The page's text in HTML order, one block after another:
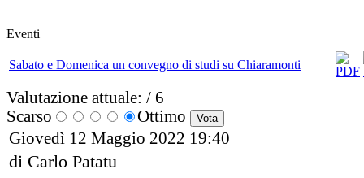
Eventi
Sabato e Domenica un convegno di studi su Chiaramonti
Valutazione attuale: / 6
Scarso
Ottimo
Giovedì 12 Maggio 2022 19:40
di Carlo Patatu